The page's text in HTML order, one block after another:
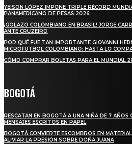
YEISON LÓPEZ IMPONE TRIPLE RÉCORD
PANAMERICANO DE PESAS 2026
¡GOLAZO COLOMBIANO EN BRASIL! JORGE
ANTE CRUZEIRO
POR QUÉ FUE TAN IMPORTANTE GIOVANNI
MICROFUTBOL COLOMBIANO: HASTA LO
CÓMO COMPRAR BOLETAS PARA EL MUNDIAL
BOGOTÁ
RESCATAN EN BOGOTÁ A UNA NIÑA DE 7 AÑOS
MENSAJES ESCRITOS EN PAPEL
BOGOTÁ CONVIERTE ESCOMBROS EN
ALIVIAR LA PRESIÓN SOBRE DOÑA JUANA